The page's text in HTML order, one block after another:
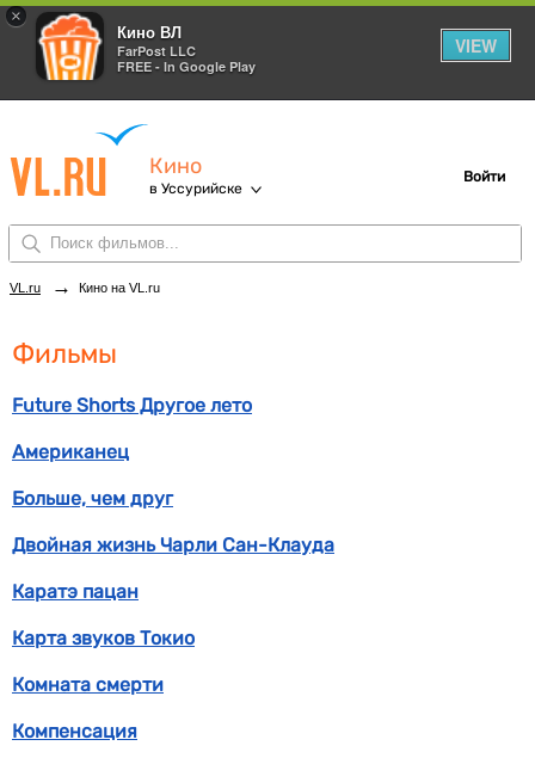
×
Кино ВЛ
FarPost LLC
FREE - In Google Play
VIEW
Кино
в Уссурийске
Войти
VL.ru → Кино на VL.ru
Фильмы
Future Shorts Другое лето
Американец
Больше, чем друг
Двойная жизнь Чарли Сан-Клауда
Каратэ пацан
Карта звуков Токио
Комната смерти
Компенсация